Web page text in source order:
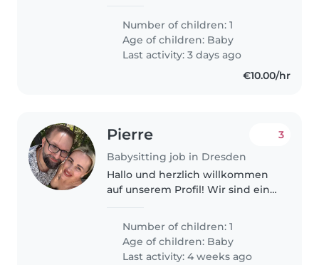
Monate kleinen Sohn. Wir sind
beide berufliche Eltern und
suchen eine Kinderbetreuung,
für die..
Number of children: 1
Age of children: Baby
Last activity: 3 days ago
€10.00/hr
Pierre
Babysitting job in Dresden
3
Hallo und herzlich willkommen
auf unserem Profil! Wir sind eine
uns gefunden hast. Zu unserer
kleinen Familie gehört unser..
Number of children: 1
Age of children: Baby
Last activity: 4 weeks ago